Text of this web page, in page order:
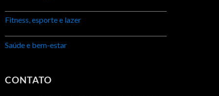
Fitness, esporte e lazer
Saúde e bem-estar
CONTATO